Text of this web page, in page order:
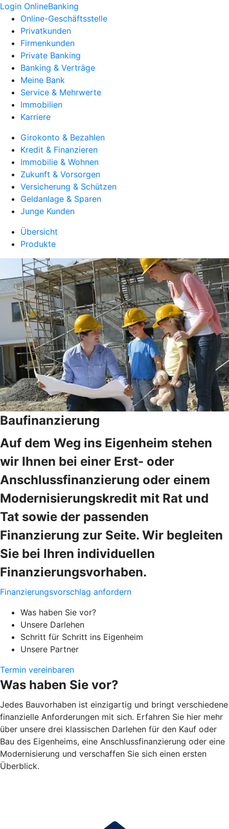
Login OnlineBanking
Online-Geschäftsstelle
Privatkunden
Firmenkunden
Private Banking
Banking & Verträge
Meine Bank
Service & Mehrwerte
Immobilien
Karriere
Girokonto & Bezahlen
Kredit & Finanzieren
Immobilie & Wohnen
Zukunft & Vorsorgen
Versicherung & Schützen
Geldanlage & Sparen
Junge Kunden
Übersicht
Produkte
Baufinanzierung
Auf dem Weg ins Eigenheim stehen
wir Ihnen bei einer Erst- oder
Anschlussfinanzierung oder einem
Modernisierungskredit mit Rat und
Tat sowie der passenden
Finanzierung zur Seite. Wir begleiten
Sie bei Ihren individuellen
Finanzierungsvorhaben.
Finanzierungsvorschlag anfordern
Was haben Sie vor?
Unsere Darlehen
Schritt für Schritt ins Eigenheim
Unsere Partner
Termin vereinbaren
Was haben Sie vor?
Jedes Bauvorhaben ist einzigartig und bringt verschiedene
finanzielle Anforderungen mit sich. Erfahren Sie hier mehr
über unsere drei klassischen Darlehen für den Kauf oder
Bau des Eigenheims, eine Anschlussfinanzierung oder eine
Modernisierung und verschaffen Sie sich einen ersten
Überblick.